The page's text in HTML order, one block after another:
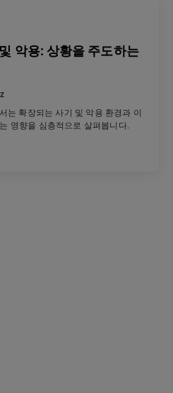
악용: 상황을 주도하는
는 확장되는 사기 및 악용 환경과 이
영향을 심층적으로 살펴봅니다.